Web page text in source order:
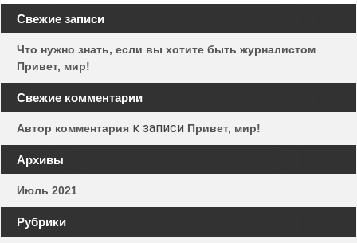
Свежие записи
Что нужно знать, если вы хотите быть журналистом
Привет, мир!
Свежие комментарии
Автор комментария к записи Привет, мир!
Архивы
Июль 2021
Рубрики